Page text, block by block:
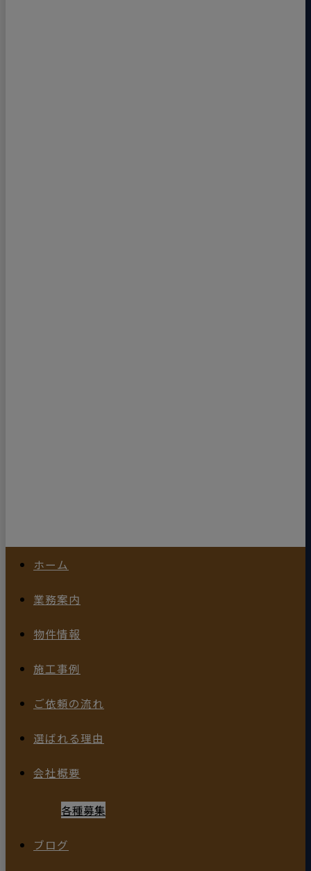
ホーム
業務案内
物件情報
施工事例
ご依頼の流れ
選ばれる理由
会社概要
各種募集
ブログ